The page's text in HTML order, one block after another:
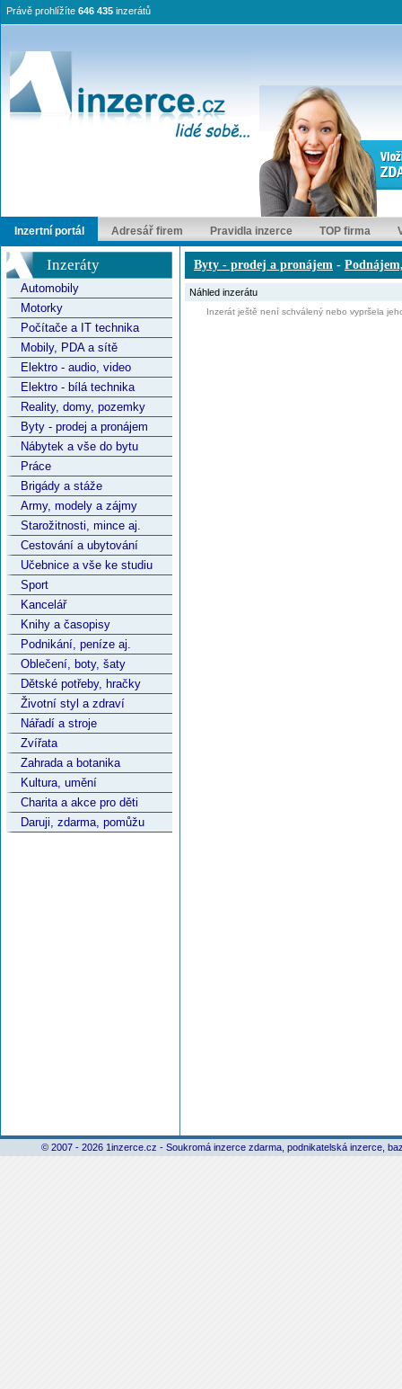
Právě prohlížíte 646 435 inzerátů
Inzertní portál Adresář firem Pravidla inzerce TOP firma
Inzeráty
Automobily
Motorky
Počítače a IT technika
Mobily, PDA a sítě
Elektro - audio, video
Elektro - bílá technika
Reality, domy, pozemky
Byty - prodej a pronájem
Nábytek a vše do bytu
Práce
Brigády a stáže
Army, modely a zájmy
Starožitnosti, mince aj.
Cestování a ubytování
Učebnice a vše ke studiu
Sport
Kancelář
Knihy a časopisy
Podnikání, peníze aj.
Oblečení, boty, šaty
Dětské potřeby, hračky
Životní styl a zdraví
Nářadí a stroje
Zvířata
Zahrada a botanika
Kultura, umění
Charita a akce pro děti
Daruji, zdarma, pomůžu
Byty - prodej a pronájem -
Náhled inzerátu
Inzerát ještě není schválený nebo vypršela
© 2007 - 2026 1inzerce.cz - Soukromá inzerce zdarma, podnikatelská inzerce,